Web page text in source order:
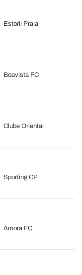
Estoril Praia
Boavista FC
Clube Oriental
Sporting CP
Amora FC